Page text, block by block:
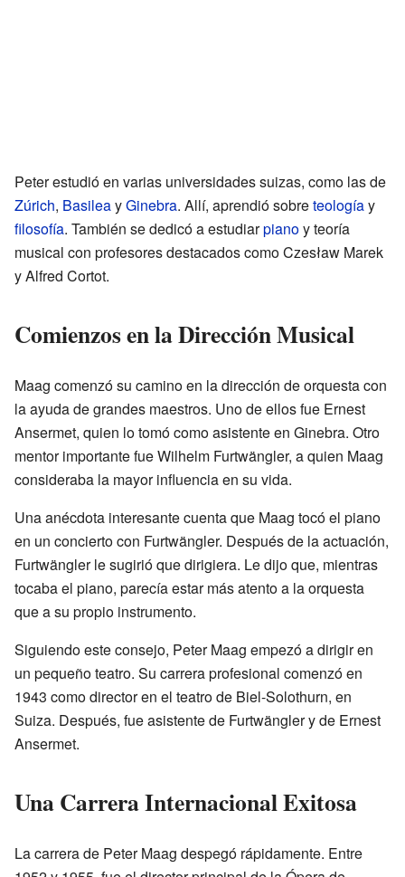
Peter estudió en varias universidades suizas, como las de
Zúrich, BasileayGinebra. Allí, aprendió sobreteologíay
filosofía. También se dedicó a estudiarpianoy teoría
musical con profesores destacados como Czesław Marek
y Alfred Cortot.
Comienzos en la Dirección Musical
Maag comenzó su camino en la dirección de orquesta con
la ayuda de grandes maestros. Uno de ellos fue Ernest
Ansermet, quien lo tomó como asistente en Ginebra. Otro
mentor importante fue Wilhelm Furtwängler, a quien Maag
consideraba la mayor influencia en su vida.
Una anécdota interesante cuenta que Maag tocó el piano
en un concierto con Furtwängler. Después de la actuación,
Furtwängler le sugirió que dirigiera. Le dijo que, mientras
tocaba el piano, parecía estar más atento a la orquesta
que a su propio instrumento.
Siguiendo este consejo, Peter Maag empezó a dirigir en
un pequeño teatro. Su carrera profesional comenzó en
1943 como director en el teatro de Biel-Solothurn, en
Suiza. Después, fue asistente de Furtwängler y de Ernest
Ansermet.
Una Carrera Internacional Exitosa
La carrera de Peter Maag despegó rápidamente. Entre